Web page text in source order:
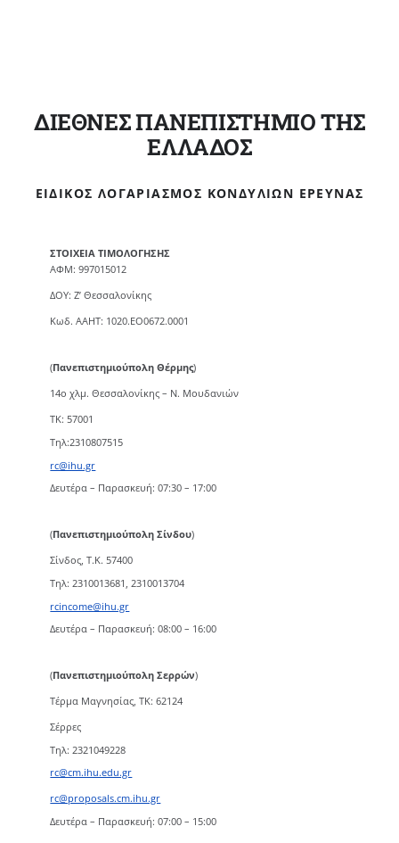
ΔΙΕΘΝΕΣ ΠΑΝΕΠΙΣΤΗΜΙΟ ΤΗΣ
ΕΛΛΑΔΟΣ
ΕΙΔΙΚΌΣ ΛΟΓΑΡΙΑΣΜΌΣ ΚΟΝΔΥΛΊΩΝ ΈΡΕΥΝΑΣ
ΣΤΟΙΧΕΙΑ ΤΙΜΟΛΟΓΗΣΗΣ
ΑΦΜ: 997015012
ΔΟΥ: Ζ’ Θεσσαλονίκης
Κωδ. ΑΑΗΤ: 1020.ΕΟ0672.0001
(Πανεπιστημιούπολη Θέρμης)
14ο χλμ. Θεσσαλονίκης – Ν. Μουδανιών
TK: 57001
Τηλ:2310807515
rc@ihu.gr
Δευτέρα – Παρασκευή: 07:30 – 17:00
(Πανεπιστημιούπολη Σίνδου)
Σίνδος, Τ.Κ. 57400
Τηλ: 2310013681, 2310013704
rcincome@ihu.gr
Δευτέρα – Παρασκευή: 08:00 – 16:00
(Πανεπιστημιούπολη Σερρών)
Τέρμα Μαγνησίας, ΤΚ: 62124
Σέρρες
Τηλ: 2321049228
rc@cm.ihu.edu.gr
rc@proposals.cm.ihu.gr
Δευτέρα – Παρασκευή: 07:00 – 15:00